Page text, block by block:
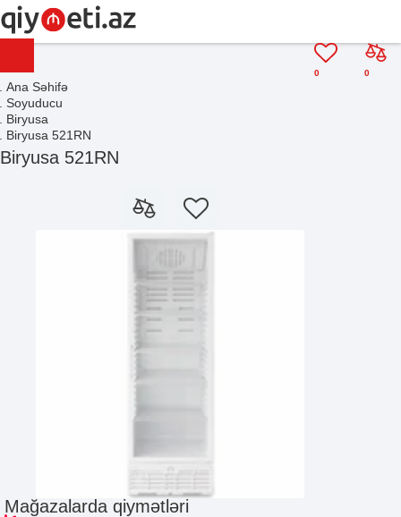
0
0
Ana Səhifə
Soyuducu
Biryusa
Biryusa 521RN
Biryusa 521RN
Mağazalarda qiymətləri